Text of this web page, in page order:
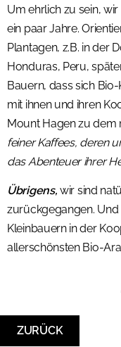
Um ehrlich zu sein,
ein paar Jahre.
Plantagen, z.B. in der
Honduras, Peru,
Bauern, dass sich
mit ihnen und ihren
Mount Hagen zu dem
feiner Kaffees, deren
das Abenteuer ihrer
Übrigens, wir sind
zurückgegangen.
Kleinbauern in der
allerschönsten Bio-
ZURÜCK